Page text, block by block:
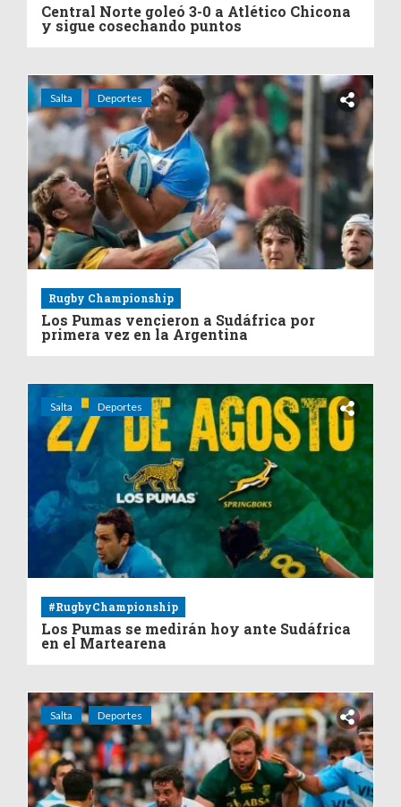
Central Norte goleó 3-0 a Atlético Chicona
y sigue cosechando puntos
Salta Deportes
Rugby Championship
Los Pumas vencieron a Sudáfrica por
primera vez en la Argentina
Salta Deportes
#RugbyChampionship
Los Pumas se medirán hoy ante Sudáfrica
en el Martearena
Salta Deportes